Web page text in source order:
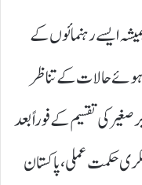
ایسے رہنمائوں کے
حالات کے تناظر
کی تقسیم کے فوراً بعد
حکمت عملی، پاکستان